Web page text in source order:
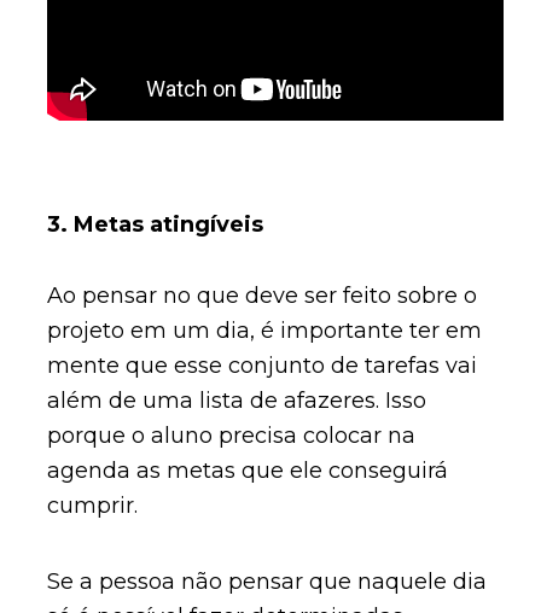
3. Metas atingíveis
Ao pensar no que deve ser feito sobre o
projeto em um dia, é importante ter em
mente que esse conjunto de tarefas vai
além de uma lista de afazeres. Isso
porque o aluno precisa colocar na
agenda as metas que ele conseguirá
cumprir.
Se a pessoa não pensar que naquele dia